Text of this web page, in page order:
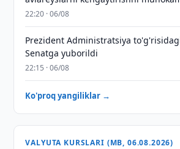
22:20 · 06/08
Prezident Administratsiya
Senatga yuborildi
22:15 · 06/08
Ko'proq yangiliklar →
VALYUTA KURSLARI (MB, 06.08.2026)